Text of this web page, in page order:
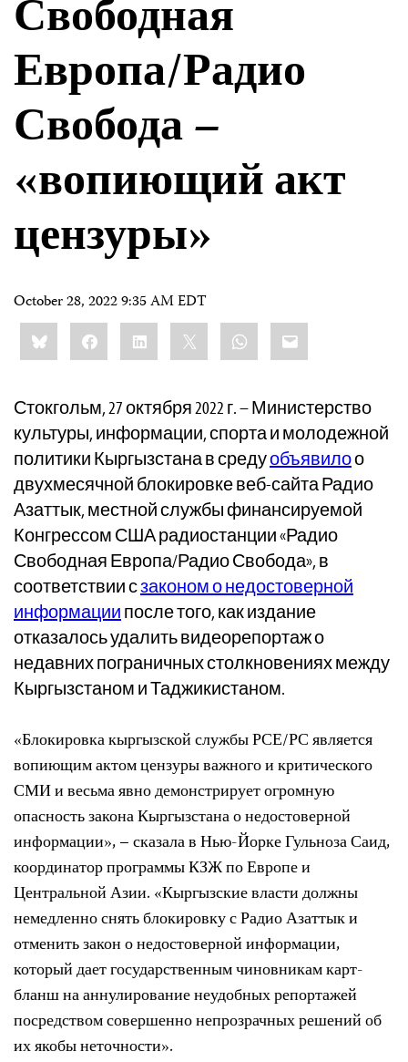
Свободная
Европа/Радио
Свобода –
«вопиющий акт
цензуры»
October 28, 2022 9:35 AM EDT
Share
this:BlueskyFacebookLinkedIn WhatsApp
Email
Стокгольм, 27 октября 2022 г. – Министерство
культуры, информации, спорта и молодежной
политики Кыргызстана в средуобъявилоо
двухмесячной блокировке веб-сайта Радио
Азаттык, местной службы финансируемой
Конгрессом США радиостанции «Радио
Свободная Европа/Радио Свобода», в
соответствии сзаконом о недостоверной
информации после того, как издание
отказалось удалить видеорепортаж о
недавних пограничных столкновениях между
Кыргызстаном и Таджикистаном.
«Блокировка кыргызской службы РСЕ/РС является
вопиющим актом цензуры важного и критического
СМИ и весьма явно демонстрирует огромную
опасность закона Кыргызстана о недостоверной
информации», – сказала в Нью-Йорке Гульноза Саид,
координатор программы КЗЖ по Европе и
Центральной Азии. «Кыргызские власти должны
немедленно снять блокировку с Радио Азаттык и
отменить закон о недостоверной информации,
который дает государственным чиновникам карт-
бланш на аннулирование неудобных репортажей
посредством совершенно непрозрачных решений об
их якобы неточности».